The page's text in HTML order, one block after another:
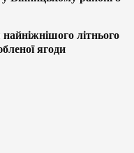
літнього
ягоди